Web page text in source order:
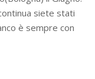
siete stati
è sempre con